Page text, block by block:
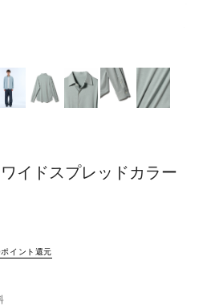
イドスプレッドカラー
イント還元